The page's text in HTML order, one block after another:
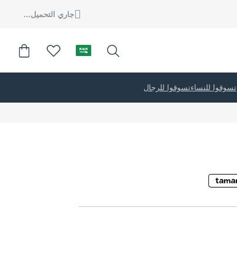
جاري التحميل...
تسوقوا للنساءتسوقوا للرجال